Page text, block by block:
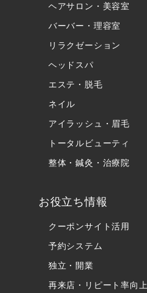
ヘアサロン・美容室
バーバー・理容室
リラクゼーション
ヘッドスパ
エステ・脱毛
ネイル
アイラッシュ・眉毛
トータルビューティ
整体・鍼灸・治療院
お役立ち情報
クーポンサイト活用
予約システム
独立・開業
再来店・リピート率向上